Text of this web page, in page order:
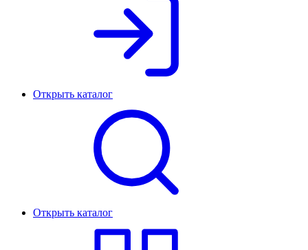
Открыть каталог
Открыть каталог